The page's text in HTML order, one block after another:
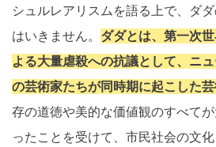
シュルレアリスムを語る上で、ダ
はいきません。 ダダとは、第一次
よる大量虐殺への抗議として、ニ
の芸術家たちが同時期に起こした芸
存の道徳や美的な価値観のすべて
ったことを受けて、市民社会の文